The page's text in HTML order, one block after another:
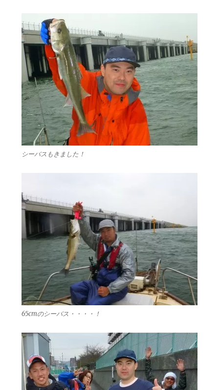
シーバスもきました！
65cmのシーバス・・・・！